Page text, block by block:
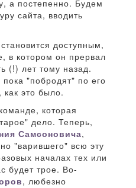
а постепенно. Будем
сайта, вводить
доступным,
в котором он прервал
(!) лет тому назад.
"побродят" по его
это было.
которая
дело. Теперь,
Самсоновича,
"варившего" всю эту
началах тех или
будет трое. Во-
, любезно